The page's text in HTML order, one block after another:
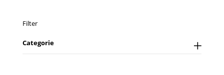
Filter
Categorie